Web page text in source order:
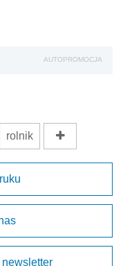
AUTOPROMOCJA
rolnik